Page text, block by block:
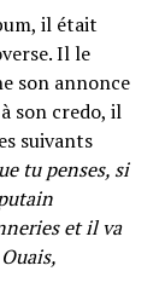
il était
Il le
son annonce
son credo, il
suivants
tu penses, si
et il va